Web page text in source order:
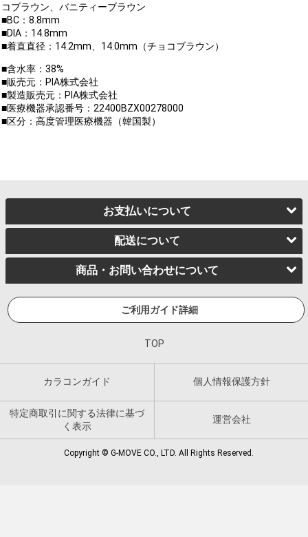
コブラウン、バニティーブラウン
■BC：8.8mm
■DIA：14.8mm
■着直直径：14.2mm、14.0mm（チョコブラウン）
■含水率：38%
■販売元：PIA株式会社
■製造販売元：PIA株式会社
■医療機器承認番号：22400BZX00278000
■区分：高度管理医療機器（韓国製）
お支払いについて
配送について
商品・お問い合わせについて
ご利用ガイド詳細
TOP
カラコンガイド 個人情報保護方針
特定商取引に関する法律に基づ
く表示
運営会社
Copyright © G-MOVE CO., LTD. All Rights Reserved.